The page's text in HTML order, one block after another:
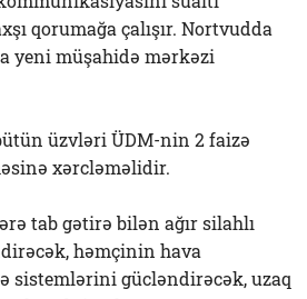
qorumağa çalışır. Nortvudda
yeni müşahidə mərkəzi
üzvləri ÜDM-nin 2 faizə
xərcləməlidir.
tab gətirə bilən ağır silahlı
həmçinin hava
sistemlərini gücləndirəcək, uzaq